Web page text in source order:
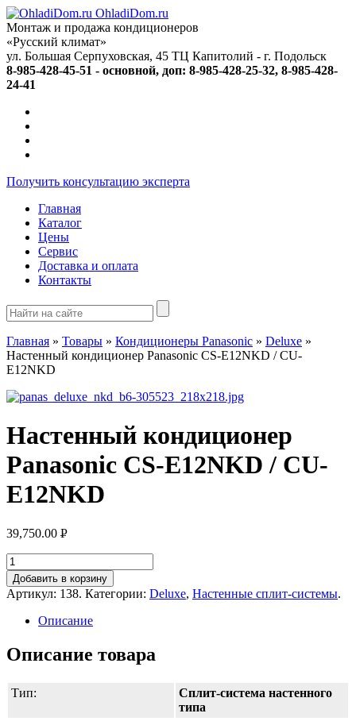
OhladiDom.ru
Монтаж и продажа кондиционеров
«Русский климат»
ул. Большая Серпуховская, 45 ТЦ Капитолий - г. Подольск
8-985-428-45-51 - основной, доп: 8-985-428-25-32, 8-985-428-
24-41
Получить консультацию эксперта
Главная
Каталог
Цены
Сервис
Доставка и оплата
Контакты
Главная » Товары » Кондиционеры Panasonic » Deluxe »
Настенный кондиционер Panasonic CS-E12NKD / CU-
E12NKD
Настенный кондиционер
Panasonic CS-E12NKD / CU-
E12NKD
39,750.00 Р
Добавить в корзину
Артикул: 138. Категории: Deluxe, Настенные сплит-системы.
Описание
Описание товара
Тип:
Сплит-система настенного
типа